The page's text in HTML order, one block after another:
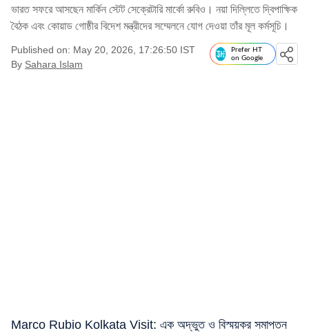
ভারত সফরে আসছেন মার্কিন স্টেট সেক্রেটারি মার্কো রুবিও। নয়া দিল্লিতে দ্বিপাক্ষিক
বৈঠক এবং কোয়াড গোষ্ঠীর বিদেশ মন্ত্রীদের সম্মেলনে যোগ দেওয়া তাঁর মূল কর্মসূচি।
Published on: May 20, 2026, 17:26:50 IST
By Sahara Islam
Prefer HT
on Google
Marco Rubio Kolkata Visit: এক অদ্ভুত ও বিস্ময়কর সমাপতন